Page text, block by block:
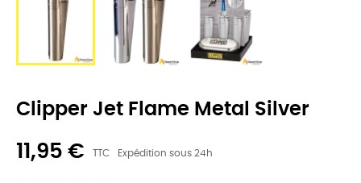
Clipper Jet Flame Metal Silver
11,95 € TTC Expédition sous 24h